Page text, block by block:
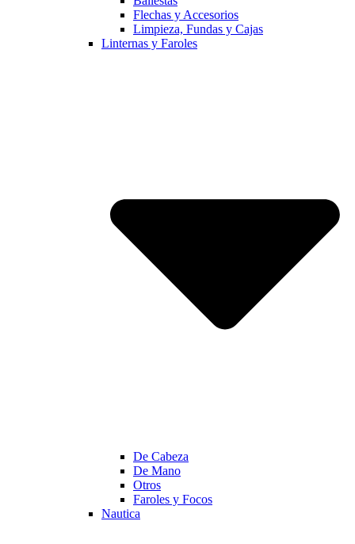
Flechas y Accesorios
Limpieza, Fundas y Cajas
Linternas y Faroles
De Cabeza
De Mano
Otros
Faroles y Focos
Nautica